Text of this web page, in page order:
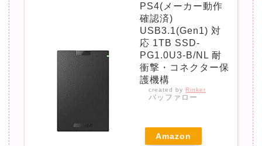
PS4(メーカー動作
確認済)
USB3.1(Gen1) 対
応 1TB SSD-
PG1.0U3-B/NL 耐
衝撃・コネクター保
護機構
created by Rinker
バッファロー
Amazon